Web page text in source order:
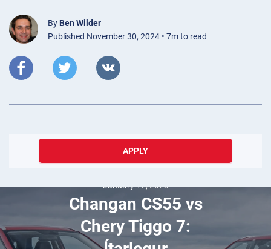
By Ben Wilder
Published November 30, 2024 • 7m to read
APPLY
January 31, 2020
Hvernig saga